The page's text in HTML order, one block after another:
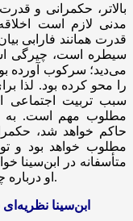
بالاتر، حکمرانی و
مدنی لازم است
قدرت همانند فارابی
سیطره است، چیرگی
می‌دید؛ سرکوب آورده
را محو کرده بود. لذا
سبب تربیت اجتماعی
مطلوب مهم است. به
حاکم خواهد شد،
مطلوب خواهد بود و
متأسفانه در ابن‌سینا
او درباره چگونگی شکل دادن یک اجتماع معقول و نیک.
*ابن‌سینا